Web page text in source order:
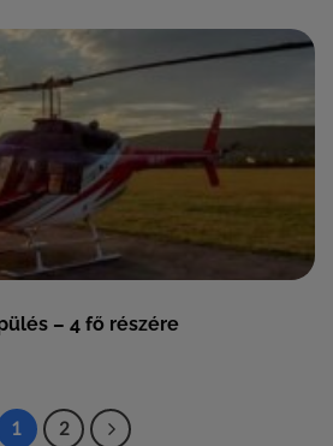
– 4 fő részére
Ft
1 2